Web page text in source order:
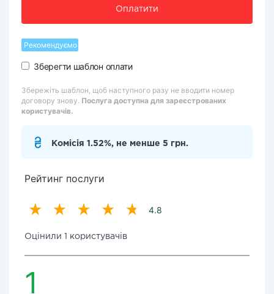
Оплатити
Рекомендуємо
Зберегти шаблон оплати
Збережіть шаблон, щоб наступного разу не вводити номер
договору знову. Послуга доступна для зареєстрованих
користувачів.
Комісія 1.52%, не менше 5 грн.
Рейтинг послуги
4.8
Оцінили 1 користувачів
1